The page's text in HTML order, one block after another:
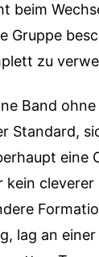
beim
Gruppe
zu
Band
Standard,
eine
lag an